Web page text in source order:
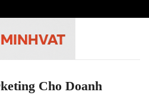
Cho Doanh